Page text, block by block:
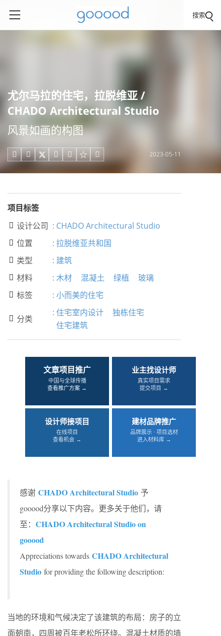
搜索
尤尔马拉的住宅，拉脱维亚 /
CHADO Architectural Studio
风景如画的构图
     2023-05-11
项目标签
 设计公司 : CHADO Architectural Studio
 位置 : 拉脱维亚共和国
 类型 : 建筑
 材料 : 木材 混凝土 绿植 玻璃
 标签 : 小而美的住宅
 分类
: 住宅室内设计
独栋住宅
住宅建筑
文章项目推广
中国与全球传播
查看推广方案 →
业主找设计师
真实项目需求
提交项目 →
设计师接项目
在线项目
查看机会 →
建材品牌推广
品牌展示 · 项目选材
进入材料库 →
感谢 CHADO Architectural Studio 予
gooood分享以下内容。更多关于他们，请
至： CHADO Architectural Studio on
gooood
Appreciations towards CHADO Architectural
Studio for providing the following description:
当地的环境和气候决定了该建筑的布局：房子的立
面朝南，四周被百年老松所环绕。混凝土材质的墙